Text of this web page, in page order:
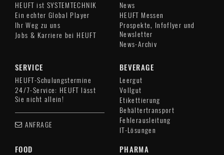
HEUFT ist SYSTEMTECHNIK
Ein echter Global Player
Ihr Weg zu uns
Jobs & Karriere bei HEUFT
News
HEUFT Messen
Prospekte, Infoflyer und
Newsletter
News-Archiv
SERVICE
HEUFT-Schulungstermine
24/7-Service: HEUFT lässt
Sie nicht allein!
ANFRAGE
BEVERAGE
Leergut
Vollgut
Etikettierung
Behältertransport
Fehlerausleitung
IT-Lösungen
FOOD PHARMA